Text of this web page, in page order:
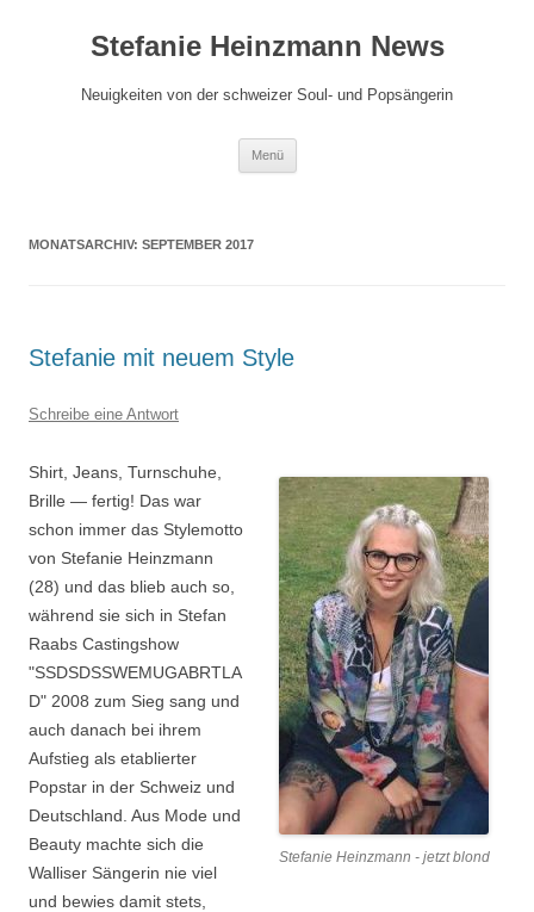
springenStefanie Heinzmann News
Neuigkeiten von der schweizer Soul- und Popsängerin
Menü
MONATSARCHIV: SEPTEMBER 2017
Stefanie mit neuem Style
Schreibe eine Antwort
Stefanie Heinzmann - jetzt blond
Shirt, Jeans, Turnschuhe,
Brille — fertig! Das war
schon immer das Stylemotto
von Stefanie Heinzmann
(28) und das blieb auch so,
während sie sich in Stefan
Raabs Castingshow
"SSDSDSSWEMUGABRTLA
D" 2008 zum Sieg sang und
auch danach bei ihrem
Aufstieg als etablierter
Popstar in der Schweiz und
Deutschland. Aus Mode und
Beauty machte sich die
Walliser Sängerin nie viel
und bewies damit stets,